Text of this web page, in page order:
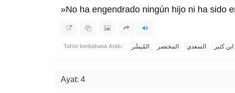
»No ha engendrado ningún hijo ni ha sido
Tafsir berbahasa Arab: المُيسَّر المختصر السعدي ابن كثير
Ayat: 4